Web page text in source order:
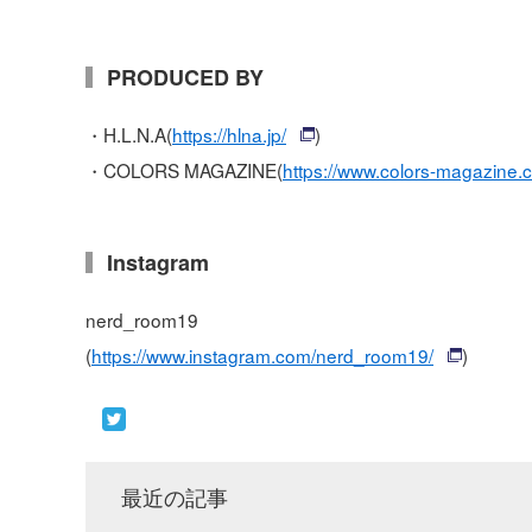
PRODUCED BY
・H.L.N.A(https://hlna.jp/
)
・COLORS MAGAZINE(https://www.colors-
Instagram
nerd_room19
(https://www.instagram.com/nerd_room19/ )
最近の記事